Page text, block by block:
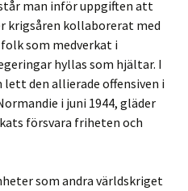
man inför uppgiften att
krigsåren kollaborerat med
som medverkat i
hyllas som hjältar. I
den allierade offensiven i
i juni 1944, gläder
försvara friheten och
som andra världskriget